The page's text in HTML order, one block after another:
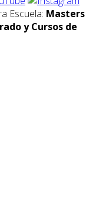
Escuela: Masters
y Cursos de